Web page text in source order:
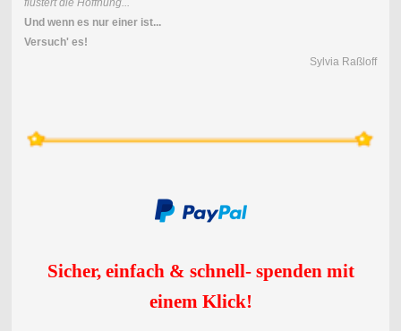
flüstert die Hoffnung...
Und wenn es nur einer ist...
Versuch' es!
Sylvia Raßloff
Sicher, einfach & schnell- spenden mit
einem Klick!